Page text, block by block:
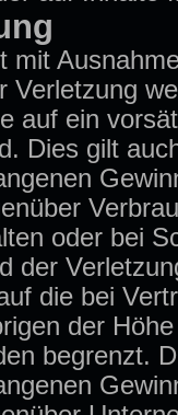
mit
Verletzung
auf ein
Dies gilt
oder bei
der
die bei
der
begrenzt.